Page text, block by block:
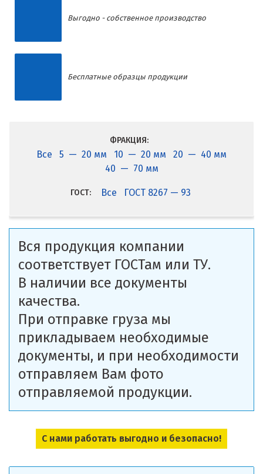
Выгодно - собственное производство
Бесплатные образцы продукции
ФРАКЦИЯ:
Все 5 — 20 мм 10 — 20 мм
20 — 40 мм
40 — 70 мм
ГОСТ: Все ГОСТ 8267 — 93
Вся продукция компании
соответствует ГОСТам или ТУ.
В наличии все документы
качества.
При отправке груза мы
прикладываем необходимые
документы, и при необходимости
отправляем Вам фото
отправляемой продукции.
С нами работать выгодно и безопасно!